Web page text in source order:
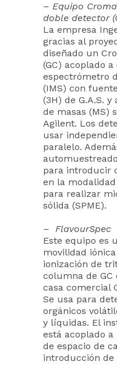
– Equipo
doble detector
La empresa
gracias al
diseñado un
(GC) acoplado
espectrómetro
(IMS) con
(3H) de G.A.S.
de masas (MS)
Agilent. Los
usar
paralelo.
para introducir
en la
para realizar
sólida (SPME).
– FlavourSpec
Este equipo es
movilidad
ionización de
columna de
casa comercial
Se usa para
orgánicos
y líquidas. El
está acoplado
de espacio de
introducción